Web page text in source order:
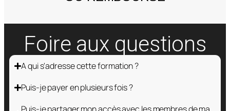
Foire aux questions
A qui s'adresse cette formation ?
Puis-je payer en plusieurs fois ?